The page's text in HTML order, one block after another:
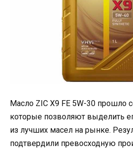
Масло ZIC X9 FE 5W-30 прошло
которые позволяют выделить
из лучших масел на рынке.
подтвердили превосходную